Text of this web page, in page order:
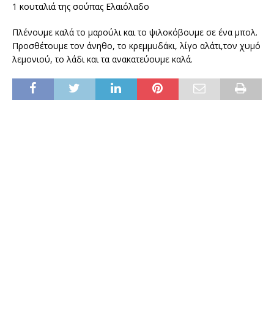
1 κουταλιά της σούπας Ελαιόλαδο
Πλένουμε καλά το μαρούλι και το ψιλοκόβουμε σε ένα μπολ.
Προσθέτουμε τον άνηθο, το κρεμμυδάκι, λίγο αλάτι,τον χυμό
λεμονιού, το λάδι και τα ανακατεύουμε καλά.